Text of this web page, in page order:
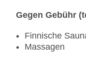
Gegen Gebühr
Finnische
Massagen